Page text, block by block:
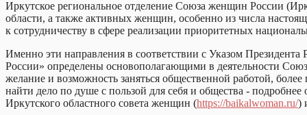
Иркутское региональное отделение Союза женщин России
области, а также активных женщин, особенно из числа
к сотрудничеству в сфере реализации приоритетных
Именно эти направления в соответствии с Указом
России» определены основополагающими в деятельности
желание и возможность заняться общественной работой,
найти дело по душе с пользой для себя и общества -
Иркутского областного совета женщин (https://baikalwoman.ru/)